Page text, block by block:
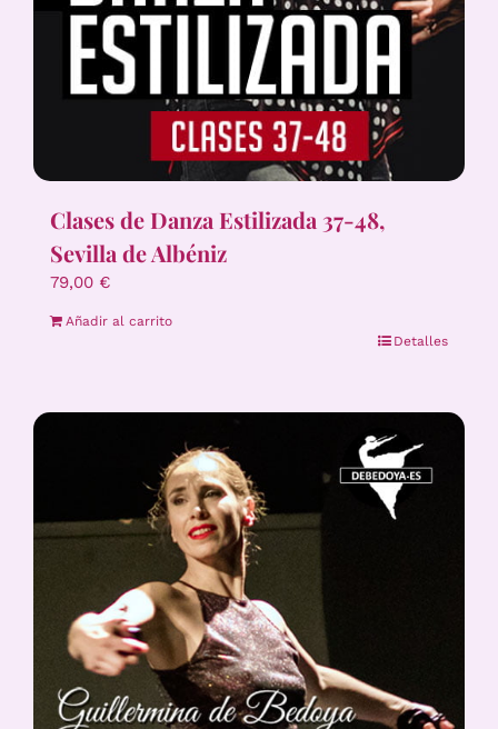
Clases de Danza Estilizada 37-48,
Sevilla de Albéniz
79,00 €
Añadir al carrito
Detalles